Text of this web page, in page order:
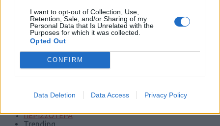
I want to opt-out of Collection, Use,
Retention, Sale, and/or Sharing of my
Personal Data that Is Unrelated with the
Purposes for which it was collected.
Opted Out
CONFIRM
Data Deletion Data Access Privacy Policy
Σεισμοί
Αποστάσεις
ΠΕΡΙΣΣΟΤΕΡΑ
Trending